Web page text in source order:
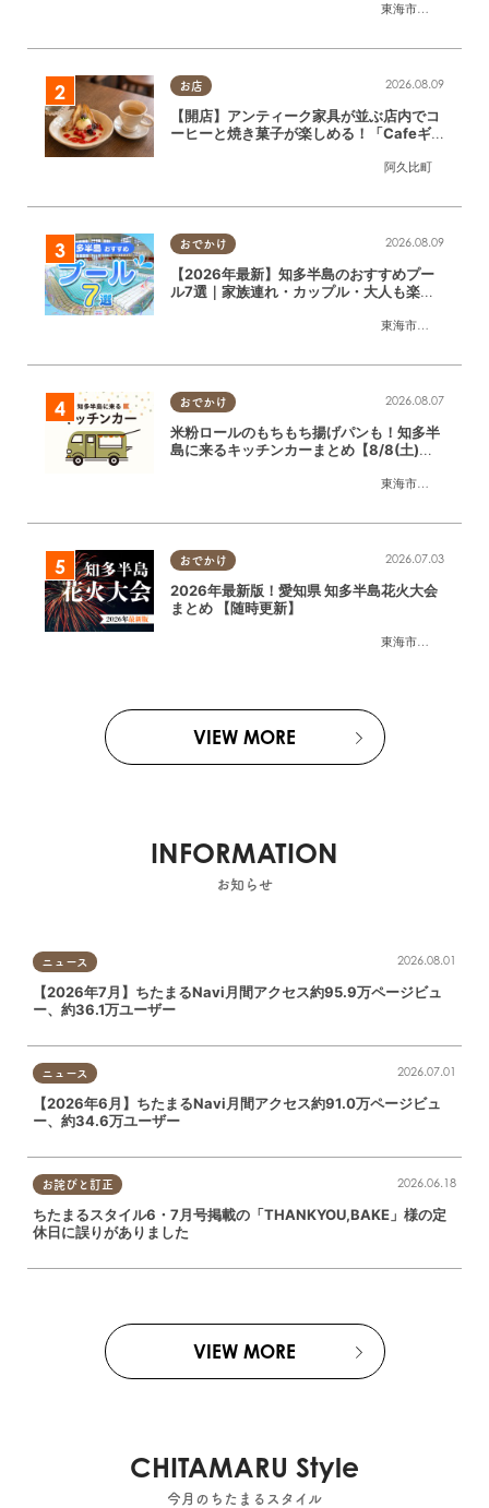
東海市
,大府市
お店
阿久比町
2026.08.09
【開店】アンティーク家具が並ぶ店内でコ
ーヒーと焼き菓子が楽しめる！「Cafeギ
おでかけ
東海市
,大府市
2026.08.09
【2026年最新】知多半島のおすすめプー
ル7選｜家族連れ・カップル・大人も楽し
おでかけ
東海市
,大府市
2026.08.07
米粉ロールのもちもち揚げパンも！知多半
島に来るキッチンカーまとめ【8/8(土)～
おでかけ
東海市
,大府市
2026.07.03
2026年最新版！愛知県 知多半島花火大会
まとめ 【随時更新】
VIEW MORE
INFORMATION
お知らせ
ニュース 2026.08.01
【2026年7月】ちたまるNavi月間アクセス約95.9万ページビュ
ー、約36.1万ユーザー
ニュース 2026.07.01
【2026年6月】ちたまるNavi月間アクセス約91.0万ページビュ
ー、約34.6万ユーザー
お詫びと訂正 2026.06.18
ちたまるスタイル6・7月号掲載の「THANKYOU,BAKE」様の定
休日に誤りがありました
VIEW MORE
CHITAMARU Style
今月のちたまるスタイル